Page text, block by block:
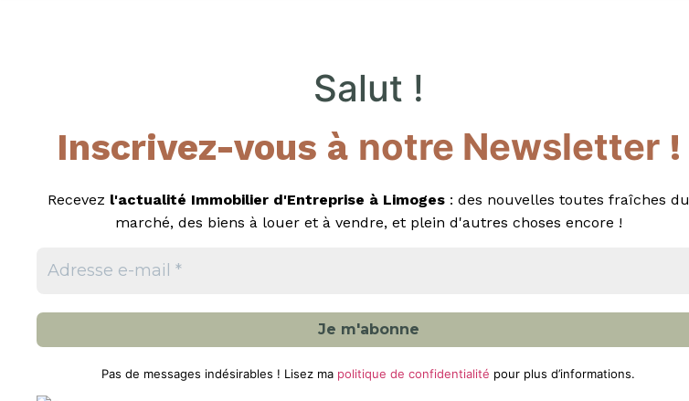
Salut !
Inscrivez-vous à notre Newsletter!
Recevez l'actualité Immobilier d'Entreprise à Limoges: des nouvelles toutes fraîches du
marché, des biens à louer et à vendre, et plein d'autres choses encore !
Pas de messages indésirables ! Lisez ma politique de confidentialité pour plus d’informations.